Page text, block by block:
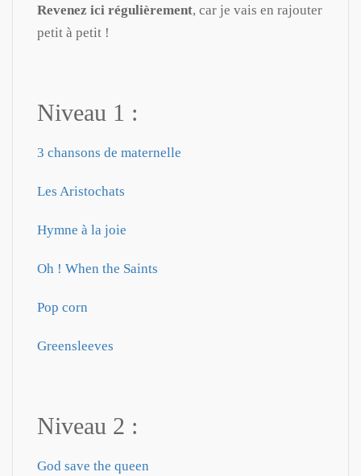
Revenez ici régulièrement, car je vais en rajouter
petit à petit !
Niveau 1 :
3 chansons de maternelle
Les Aristochats
Hymne à la joie
Oh ! When the Saints
Pop corn
Greensleeves
Niveau 2 :
God save the queen